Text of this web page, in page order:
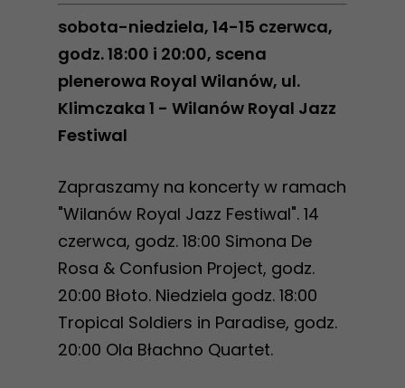
sobota-niedziela, 14-15 czerwca,
godz. 18:00 i 20:00, scena
plenerowa Royal Wilanów, ul.
Klimczaka 1 - Wilanów Royal Jazz
Festiwal
Zapraszamy na koncerty w ramach
"Wilanów Royal Jazz Festiwal". 14
czerwca, godz. 18:00 Simona De
Rosa & Confusion Project, godz.
20:00 Błoto. Niedziela godz. 18:00
Tropical Soldiers in Paradise, godz.
20:00 Ola Błachno Quartet.